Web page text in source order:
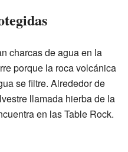
charcas de agua en la
porque la roca volcánica
se filtre. Alrededor de
llamada hierba de la
en las Table Rock.